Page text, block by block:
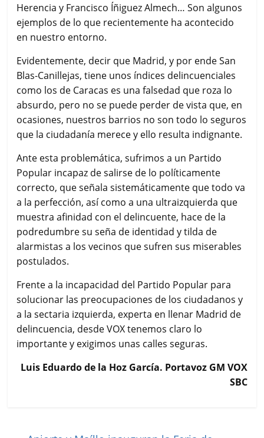
Herencia y Francisco Íñiguez Almech… Son algunos
ejemplos de lo que recientemente ha acontecido
en nuestro entorno.
Evidentemente, decir que Madrid, y por ende San
Blas-Canillejas, tiene unos índices delincuenciales
como los de Caracas es una falsedad que roza lo
absurdo, pero no se puede perder de vista que, en
ocasiones, nuestros barrios no son todo lo seguros
que la ciudadanía merece y ello resulta indignante.
Ante esta problemática, sufrimos a un Partido
Popular incapaz de salirse de lo políticamente
correcto, que señala sistemáticamente que todo va
a la perfección, así como a una ultraizquierda que
muestra afinidad con el delincuente, hace de la
podredumbre su seña de identidad y tilda de
alarmistas a los vecinos que sufren sus miserables
postulados.
Frente a la incapacidad del Partido Popular para
solucionar las preocupaciones de los ciudadanos y
a la sectaria izquierda, experta en llenar Madrid de
delincuencia, desde VOX tenemos claro lo
importante y exigimos unas calles seguras.
Luis Eduardo de la Hoz García. Portavoz GM VOX
SBC